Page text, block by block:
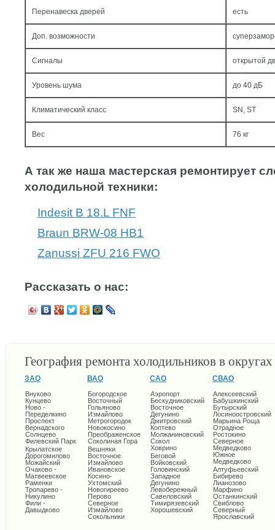
Перенавеска дверей есть
Доп. возможности
Сигналы открытой
Уровень шума до 40 дБ
Климатический класс SN, ST
Вес 76 кг
А так же наша мастерская ремонтирует
холодильной техники:
Indesit B 18.L FNF
Braun BRW-08 HB1
Zanussi ZFU 216 FWO
Рассказать о нас:
География ремонта холодильников в
ЗАО
Внуково
Кунцево
Ново -
Переделкино
Проспект
Вернадского
Солнцево
Филевский Парк
Крылатское
Дорогомилово
Можайский
Очаково -
Матвеевское
Раменки
Тропарево -
Никулино
Фили -
Давыдково
ВАО
Богородское
Восточный
Гольяново
Измайлово
Метрогородок
Новокосино
Преображенское
Соколиная Гора
Вешняки
Восточное
Измайлово
Ивановское
Косино-
Ухтомский
Новогиреево
Перово
Северное
Измайлово
Сокольники
САО
Аэропорт
Бескудниковский
Восточное
Дегунино
Дмитровский
Коптево
Молжаниновский
Сокол
Ховрино
Беговой
Войковский
Головинский
Западное
Дегунино
Левобережный
Савеловский
Тимирязевский
Хорошевский
СВАО
Алексеевский
Бабушкинский
Бутырский
Лосиноостровский
Марьина Роща
Отрадное
Ростокино
Северное
Медведково
Южное
Медведково
Алтуфьевский
Бибирево
Лианозово
Марфино
Останкинский
Свиблово
Северный
Ярославский